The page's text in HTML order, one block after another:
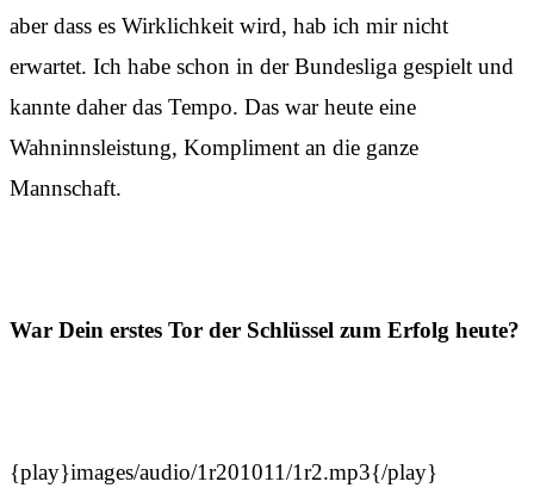
aber dass es Wirklichkeit wird, hab ich mir nicht
erwartet. Ich habe schon in der Bundesliga gespielt und
kannte daher das Tempo. Das war heute eine
Wahninnsleistung, Kompliment an die ganze
Mannschaft.
War Dein erstes Tor der Schlüssel zum Erfolg heute?
{play}images/audio/1r201011/1r2.mp3{/play}